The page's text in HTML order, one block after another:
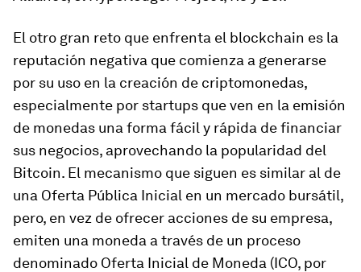
El otro gran reto que enfrenta el blockchain es la
reputación negativa que comienza a generarse
por su uso en la creación de criptomonedas,
especialmente por startups que ven en la emisión
de monedas una forma fácil y rápida de financiar
sus negocios, aprovechando la popularidad del
Bitcoin. El mecanismo que siguen es similar al de
una Oferta Pública Inicial en un mercado bursátil,
pero, en vez de ofrecer acciones de su empresa,
emiten una moneda a través de un proceso
denominado Oferta Inicial de Moneda (ICO, por